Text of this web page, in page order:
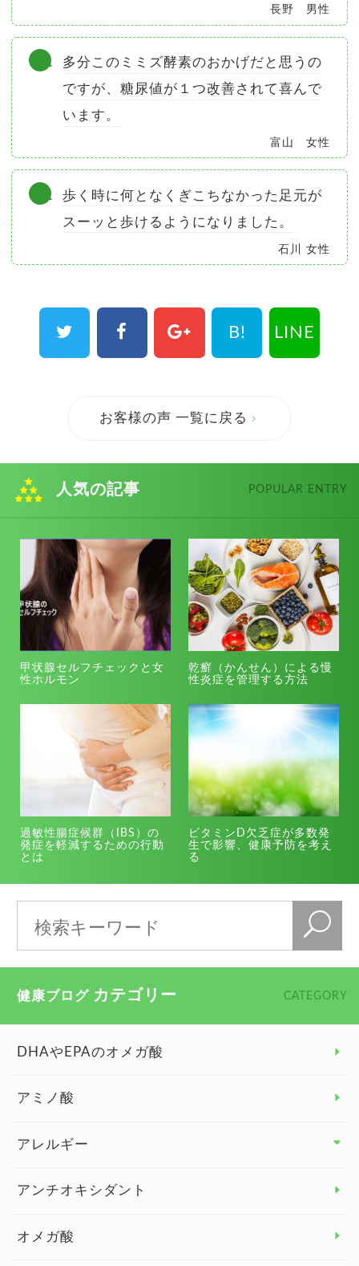
長野 男性
多分このミミズ酵素のおかげだと思うの
ですが、糖尿値が１つ改善されて喜んで
います。
富山 女性
歩く時に何となくぎこちなかった足元が
スーッと歩けるようになりました。
石川 女性
B! LINE
お客様の声 一覧に戻る
人気の記事 POPULAR ENTRY
甲状腺セルフチェックと女
性ホルモン
乾癬（かんせん）による慢
性炎症を管理する方法
過敏性腸症候群（IBS）の
発症を軽減するための行動
とは
ビタミンD欠乏症が多数発
生で影響、健康予防を考え
る
健康ブログ カテゴリー CATEGORY
DHAやEPAのオメガ酸
アミノ酸
アレルギー
アレルギー トップ
アンチオキシダント
オメガ酸